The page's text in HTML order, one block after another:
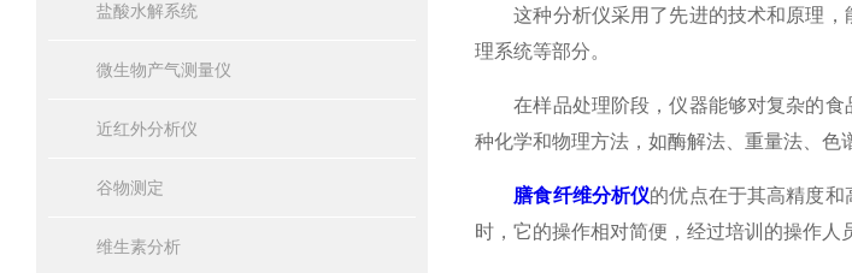
盐酸水解系统
微生物产气测量仪
近红外分析仪
谷物测定
维生素分析
这种分析仪采用了先进的技术和原理，
理系统等部分。
在样品处理阶段，仪器能够对复杂的食
种化学和物理方法，如酶解法、重量法、色
膳食纤维分析仪的优点在于其高精度
时，它的操作相对简便，经过培训的操作人